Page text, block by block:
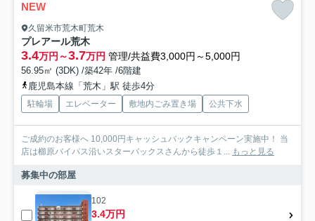
NEW
久留米市荒木町荒木
プレアール荒木
3.4万円～3.7万円 管理/共益費3,000円～5,000円
56.95㎡ (3DK) /築42年 /6階建
鹿児島本線「荒木」駅 徒歩4分
駐輪場 エレベーター 敷地内ごみ置き場 公共下水
ご成約のお客様へ 10,000円キャッシュバックキャンペーン実施中！ 当
店は櫛原バイパス沿いスターバックスさんから徒歩１... もっと見る
募集中の部屋
102
3.4万円